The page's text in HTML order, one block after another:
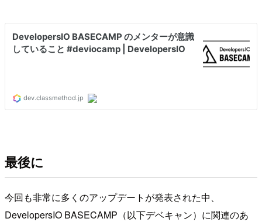
最後に
今回も非常に多くのアップデートが発表された中、
DevelopersIO BASECAMP（以下デベキャン）に関連のあ